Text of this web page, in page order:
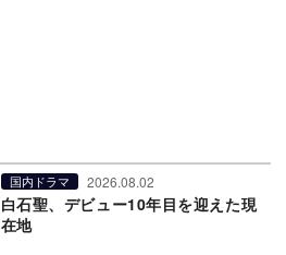
国内ドラマ 2026.08.02
白石聖、デビュー10年目を迎えた現
在地